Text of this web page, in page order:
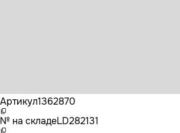
Артикул1362870
№ на складеLD282131